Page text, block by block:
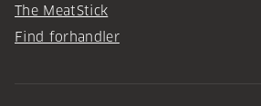
The MeatStick
Find forhandler